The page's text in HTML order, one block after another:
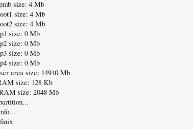
size: 4 Mb
size: 4 Mb
size: 4 Mb
size: 0 Mb
size: 0 Mb
size: 0 Mb
size: 0 Mb
area size: 14910 Mb
size: 128 Kb
size: 2048 Mb